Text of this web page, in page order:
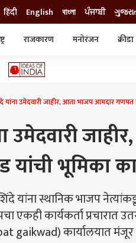
हिंदी English বাংলা ਪੰਜਾਬੀ
राजकारण मनोरंजन क्रीडा
यांना उमेदवारी जाहीर, आता भाजप आमदार
उमेदवारी
भूमिका
यांना स्थानिक भाजप
एकही कार्यकर्ता प्रचारात
gaikwad) कार्यालयात मंजूर